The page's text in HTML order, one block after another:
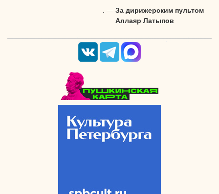
— За дирижерским пультом
Аллаяр Латыпов